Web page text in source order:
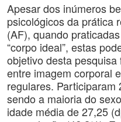
Apesar dos inúmeros
psicológicos da prática
(AF), quando
“corpo ideal”, estas
objetivo desta
entre imagem corporal
regulares. Participaram
sendo a maioria do
idade média de 27,25